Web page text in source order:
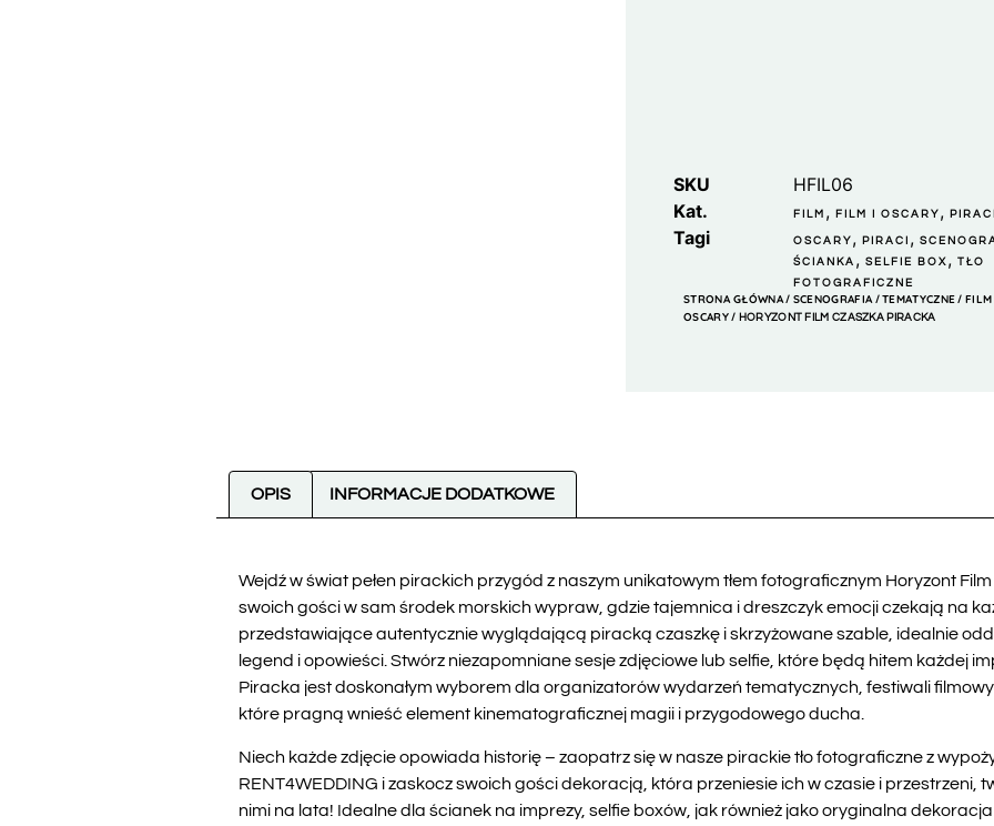
SKU
HFIL06
Kat.
FILM ,FILM I OSCARY ,PIRACI
Tagi OSCARY ,PIRACI ,
ŚCIANKA ,SELFIE BOX ,TŁO
FOTOGRAFICZNE
STRONA GŁÓWNA/ SCENOGRAFIA/TEMATYCZNE / FILM
OSCARY/ HORYZONT FILM CZASZKA PIRACKA
OPIS INFORMACJE DODATKOWE
Wejdź w świat pełen pirackich przygód z naszym unikatowym tłem fotograficznym Horyzont
swoich gości w sam środek morskich wypraw, gdzie tajemnica i dreszczyk emocji czekają na
przedstawiające autentycznie wyglądającą piracką czaszkę i skrzyżowane szable, idealnie
legend i opowieści. Stwórz niezapomniane sesje zdjęciowe lub selfie, które będą hitem każdej
Piracka jest doskonałym wyborem dla organizatorów wydarzeń tematycznych, festiwali
które pragną wnieść element kinematograficznej magii i przygodowego ducha.
Niech każde zdjęcie opowiada historię – zaopatrz się w nasze pirackie tło fotograficzne z
RENT4WEDDING i zaskocz swoich gości dekoracją, która przeniesie ich w czasie i przestrzeni,
nimi na lata! Idealne dla ścianek na imprezy, selfie boxów, jak również jako oryginalna